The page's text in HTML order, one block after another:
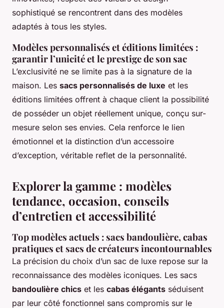
sophistiqué se rencontrent dans des modèles
adaptés à tous les styles.
Modèles personnalisés et éditions limitées :
garantir l’unicité et le prestige de son sac
L’exclusivité ne se limite pas à la signature de la
maison. Les sacs personnalisés de luxe et les
éditions limitées offrent à chaque client la possibilité
de posséder un objet réellement unique, conçu sur-
mesure selon ses envies. Cela renforce le lien
émotionnel et la distinction d’un accessoire
d’exception, véritable reflet de la personnalité.
Explorer la gamme : modèles
tendance, occasion, conseils
d’entretien et accessibilité
Top modèles actuels : sacs bandoulière, cabas
pratiques et sacs de créateurs incontournables
La précision du choix d’un sac de luxe repose sur la
reconnaissance des modèles iconiques. Les sacs
bandoulière chics et les cabas élégants séduisent
par leur côté fonctionnel sans compromis sur le